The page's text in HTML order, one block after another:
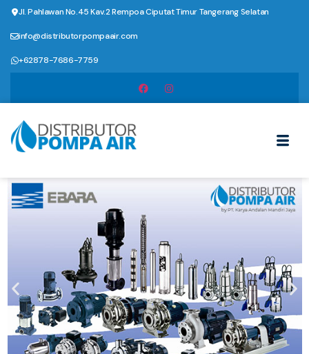
Jl. Pahlawan No.45 Kav.2 Rempoa Ciputat Timur Tangerang Selatan
info@distributorpompaair.com
+62878-7686-7759